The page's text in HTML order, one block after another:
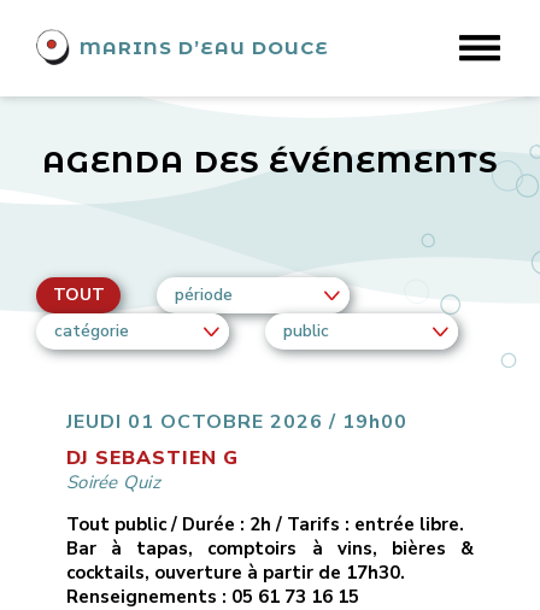
MARINS D’EAU DOUCE
AGENDA DES ÉVÉNEMENTS
TOUT
période
catégorie
public
JEUDI 01 OCTOBRE 2026 / 19h00
DJ SEBASTIEN G
Soirée Quiz
Tout public / Durée : 2h / Tarifs : entrée libre.
Bar à tapas, comptoirs à vins, bières &
cocktails, ouverture à partir de 17h30.
Renseignements : 05 61 73 16 15